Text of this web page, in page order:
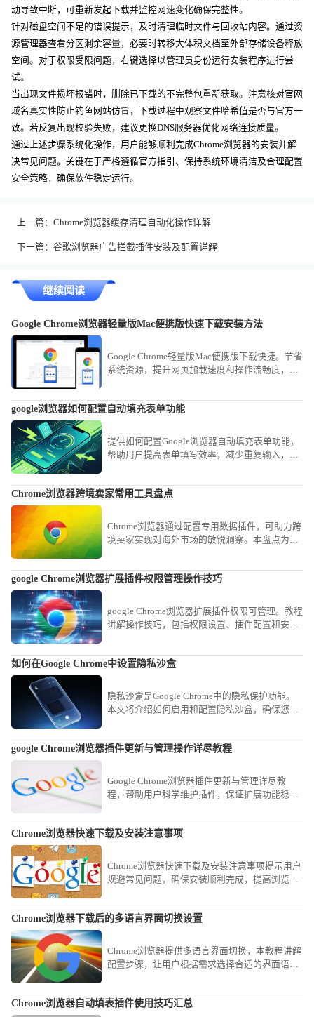
动导致中断，可重新发起下载并监控网速变化确保完整性。
针对磁盘空间不足的错误提示，及时清理临时文件与回收站内容。通过资
源管理器查看分区剩余容量，必要时转移大体积文档至外部存储设备释放
空间。对于权限受限问题，右键选择以管理员身份运行安装程序进行尝
试。
当出现文件损坏报错时，删除已下载的不完整包重新获取。注意核对官网
域名真实性防止钓鱼网站仿冒，下载过程中观察文件哈希值是否与官方一
致。若反复出现校验失败，建议更换DNS服务器优化网络连接质量。
通过上述步骤系统化操作，用户能够顺利完成Chrome浏览器的安装并解
决常见问题。关键在于严格遵循官方指引、保持系统环境清洁及合理配置
安全策略，确保软件稳定运行。
上一篇： Chrome浏览器缓存清理自动化操作详解
下一篇： 谷歌浏览器广告拦截插件安装及配置详解
继续阅读
Google Chrome浏览器轻量版Mac便携版快速下载安装方法
Google Chrome轻量版Mac便携版下载快捷。节省
系统资源，提升网页加载速度和操作流畅度，让
google浏览器如何配置自动填充表单功能
提供如何配置Google浏览器自动填充表单功能，
帮助用户提高表单填写效率，减少重复输入，提
Chrome浏览器跨境卖家常用工具盘点
Chrome浏览器通过配置专用数据插件，可助力跨
境卖家实现对海外市场的敏锐洞察。本盘点为您
google Chrome浏览器扩展插件权限管理操作技巧
google Chrome浏览器扩展插件权限可管理。教程
讲解操作技巧，包括权限设置、插件配置和安全
如何在Google Chrome中设置隐私沙盒
隐私沙盒是Google Chrome中的隐私保护功能。
本文将介绍如何启用和配置隐私沙盒，确保您的
google Chrome浏览器插件更新与管理操作详尽教程
Google Chrome浏览器插件更新与管理详尽教
程，帮助用户科学维护插件，保证扩展功能稳定
Chrome浏览器快速下载及安装注意事项
Chrome浏览器快速下载及安装注意事项提示用户
规避常见问题，确保安装顺利完成，提高浏览器
Chrome浏览器下载后的多语言界面切换设置
Chrome浏览器提供多语言界面切换，本教程讲解
配置步骤，让用户根据需求选择合适的界面语
Chrome浏览器自动填表插件使用技巧汇总